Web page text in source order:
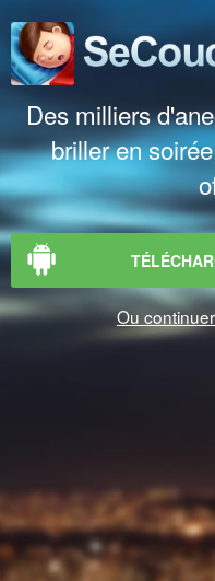
Des milliers
briller en
Ou